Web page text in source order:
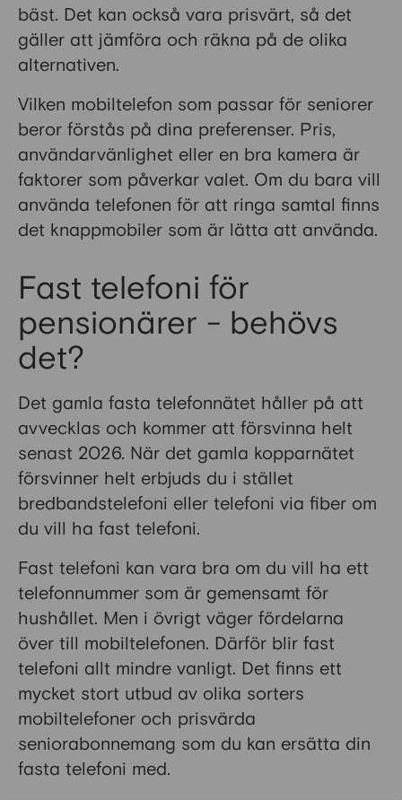
bäst. Det kan också vara prisvärt, så det
gäller att jämföra och räkna på de olika
alternativen.
Vilken mobiltelefon som passar för seniorer
beror förstås på dina preferenser. Pris,
användarvänlighet eller en bra kamera är
faktorer som påverkar valet. Om du bara vill
använda telefonen för att ringa samtal finns
det knappmobiler som är lätta att använda.
Fast telefoni för
pensionärer - behövs
det?
Det gamla fasta telefonnätet håller på att
avvecklas och kommer att försvinna helt
senast 2026. När det gamla kopparnätet
försvinner helt erbjuds du i stället
bredbandstelefoni eller telefoni via fiber om
du vill ha fast telefoni.
Fast telefoni kan vara bra om du vill ha ett
telefonnummer som är gemensamt för
hushållet. Men i övrigt väger fördelarna
över till mobiltelefonen. Därför blir fast
telefoni allt mindre vanligt. Det finns ett
mycket stort utbud av olika sorters
mobiltelefoner och prisvärda
seniorabonnemang som du kan ersätta din
fasta telefoni med.